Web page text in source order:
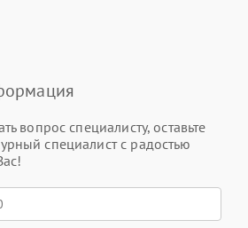
вопрос специалисту, оставьте
специалист с радостью